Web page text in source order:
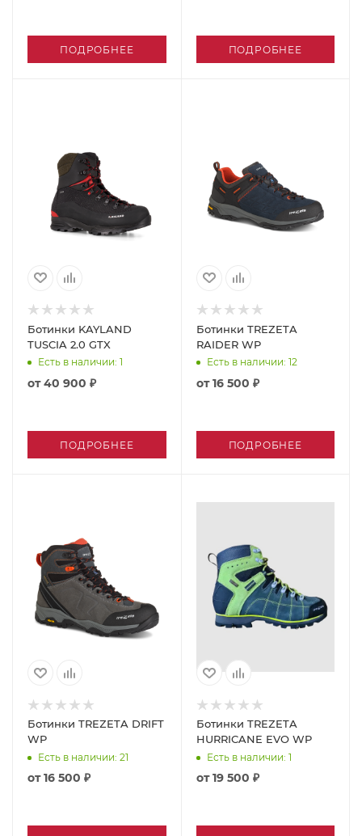
ПОДРОБНЕЕ ПОДРОБНЕЕ
Ботинки KAYLAND
TUSCIA 2.0 GTX
Есть в наличии: 1
от40 900 ₽
ПОДРОБНЕЕ
Ботинки TREZETA
RAIDER WP
Есть в наличии: 12
от16 500 ₽
ПОДРОБНЕЕ
Ботинки TREZETA DRIFT
WP
Есть в наличии: 21
от16 500 ₽
Ботинки TREZETA
HURRICANE EVO WP
Есть в наличии: 1
от19 500 ₽